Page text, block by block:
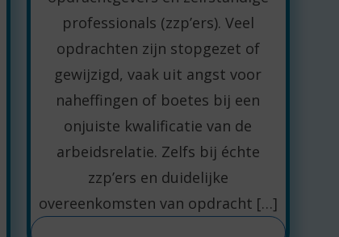
professionals (zzp’ers). Veel
opdrachten zijn stopgezet of
gewijzigd, vaak uit angst voor
naheffingen of boetes bij een
onjuiste kwalificatie van de
arbeidsrelatie. Zelfs bij échte
zzp’ers en duidelijke
overeenkomsten van opdracht […]